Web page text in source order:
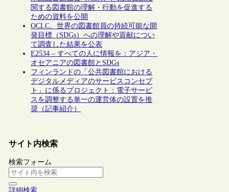
関する図書館の理解・行動を促進する
ための資料を公開
OCLC、世界の図書館員の持続可能な開
発目標（SDGs）への理解や貢献につい
て調査した結果を公表
E2534 – すべての人に情報を：アジア・
オセアニアの図書館とSDGs
フィンランドの「公共図書館における
デジタルメディアのサービスコンセプ
ト」に係るプロジェクト：電子サービ
スを調整する単一の運営体の設置を推
奨（記事紹介）
サイト内検索
検索フォーム
詳細検索